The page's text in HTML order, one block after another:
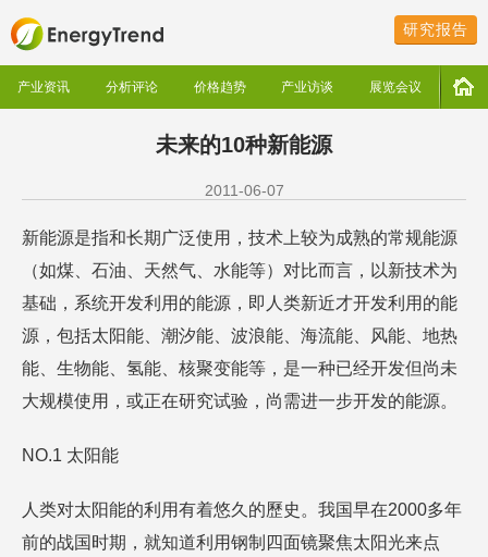
研究报告
产业资讯 分析评论 价格趋势 产业访谈 展览会议
未来的10种新能源
2011-06-07
新能源是指和长期广泛使用，技术上较为成熟的常规能源
（如煤、石油、天然气、水能等）对比而言，以新技术为
基础，系统开发利用的能源，即人类新近才开发利用的能
源，包括太阳能、潮汐能、波浪能、海流能、风能、地热
能、生物能、氢能、核聚变能等，是一种已经开发但尚未
大规模使用，或正在研究试验，尚需进一步开发的能源。
NO.1 太阳能
人类对太阳能的利用有着悠久的歷史。我国早在2000多年
前的战国时期，就知道利用钢制四面镜聚焦太阳光来点